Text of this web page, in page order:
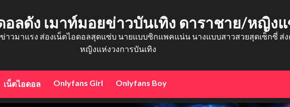
อลดัง เมาท์มอยข่าวบันเทิง ดาราชาย/หญิง
าวมาแรง ส่องเน็ตไอดอลสุดแซ่บ นายแบบซิกแพคแน่น นางแบบสาวสวยสุดเซ็กซี่ ส่ง
หญิงแห่งวงการบันเทิง
เน็ตไอดอล Onlyfans Girl Onlyfans Boy